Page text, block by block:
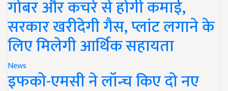
गोबर और कचरे से होगी कमाई,
सरकार खरीदेगी गैस, प्लांट लगाने के
लिए मिलेगी आर्थिक सहायता
News
इफको-एमसी ने लॉन्च किए दो नए